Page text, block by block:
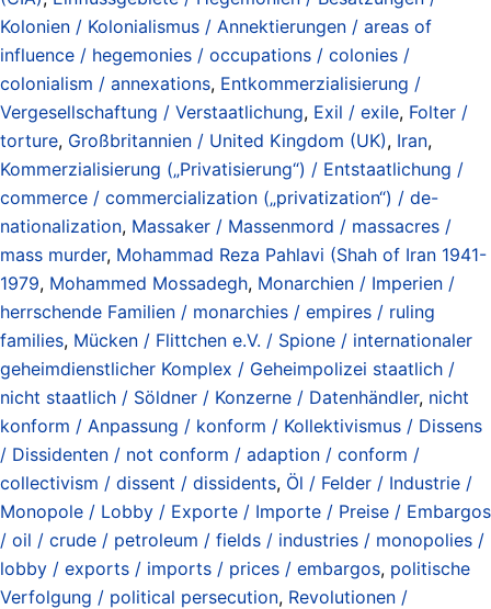
Kolonien / Kolonialismus / Annektierungen / areas of
influence / hegemonies / occupations / colonies /
colonialism / annexations, Entkommerzialisierung /
Vergesellschaftung / Verstaatlichung, Exil / exile, Folter /
torture, Großbritannien / United Kingdom (UK), Iran,
Kommerzialisierung („Privatisierung“) / Entstaatlichung /
commerce / commercialization („privatization“) / de-
nationalization, Massaker / Massenmord / massacres /
mass murder, Mohammad Reza Pahlavi (Shah of Iran 1941-
1979, Mohammed Mossadegh, Monarchien / Imperien /
herrschende Familien / monarchies / empires / ruling
families, Mücken / Flittchen e.V. / Spione / internationaler
geheimdienstlicher Komplex / Geheimpolizei staatlich /
nicht staatlich / Söldner / Konzerne / Datenhändler, nicht
konform / Anpassung / konform / Kollektivismus / Dissens
/ Dissidenten / not conform / adaption / conform /
collectivism / dissent / dissidents, Öl / Felder / Industrie /
Monopole / Lobby / Exporte / Importe / Preise / Embargos
/ oil / crude / petroleum / fields / industries / monopolies /
lobby / exports / imports / prices / embargos, politische
Verfolgung / political persecution, Revolutionen /